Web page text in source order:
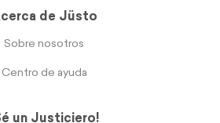
de Jüsto
Sobre nosotros
Centro de ayuda
un Justiciero!